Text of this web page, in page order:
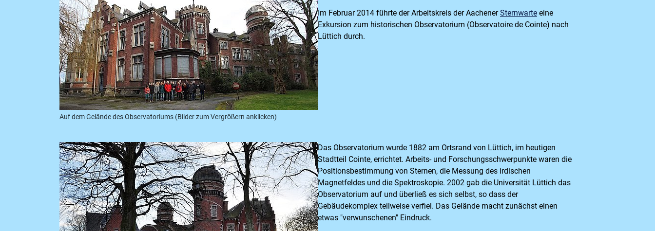
Auf dem Gelände des Observatoriums (Bilder zum Vergrößern anklicken)
Im Februar 2014 führte der Arbeitskreis der AachenerSternwarte eine
Exkursion zum historischen Observatorium (Observatoire de Cointe) nach
Lüttich durch.
Das Observatorium wurde 1882 am Ortsrand von Lüttich, im heutigen
Stadtteil Cointe, errichtet. Arbeits- und Forschungsschwerpunkte waren die
Positionsbestimmung von Sternen, die Messung des irdischen
Magnetfeldes und die Spektroskopie. 2002 gab die Universität Lüttich das
Observatorium auf und überließ es sich selbst, so dass der
Gebäudekomplex teilweise verfiel. Das Gelände macht zunächst einen
etwas "verwunschenen" Eindruck.